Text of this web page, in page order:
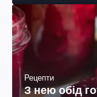
Рецепти
З нею обід